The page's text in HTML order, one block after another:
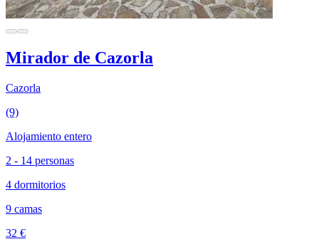
Mirador de Cazorla
Cazorla
(9)
Alojamiento entero
2 - 14 personas
4 dormitorios
9 camas
32 €